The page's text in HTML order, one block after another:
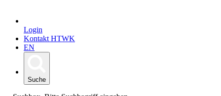
Login
Kontakt HTWK
EN
Suche